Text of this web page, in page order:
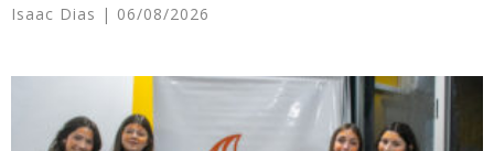
Isaac Dias 06/08/2026